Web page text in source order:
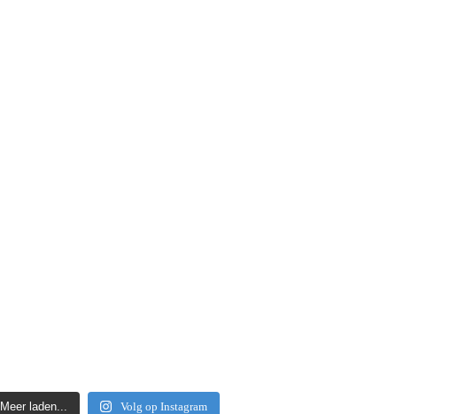
Meer laden... Volg op Instagram